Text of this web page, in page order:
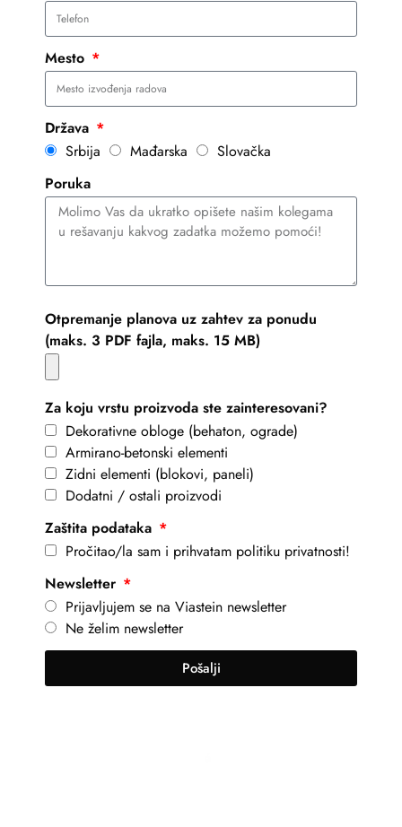
Mesto
Država
Srbija
Mađarska
Slovačka
Poruka
Otpremanje planova uz zahtev za ponudu
(maks. 3 PDF fajla, maks. 15 MB)
Za koju vrstu proizvoda ste zainteresovani?
Dekorativne obloge (behaton, ograde)
Armirano-betonski elementi
Zidni elementi (blokovi, paneli)
Dodatni / ostali proizvodi
Zaštita podataka
Pročitao/la sam i prihvatam politiku privatnosti!
Newsletter
Prijavljujem se na Viastein newsletter
Ne želim newsletter
Pošalji